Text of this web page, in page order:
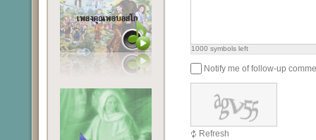
1000 symbols left
Notify me of follow-up
Refresh